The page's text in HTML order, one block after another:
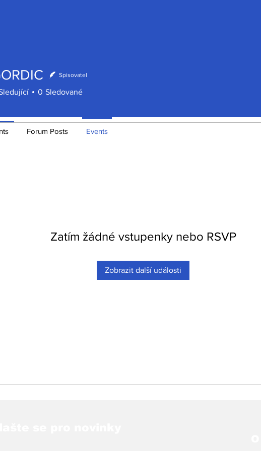
své události.
Zatím žádné vstupenky nebo RSVP
Zobrazit další události
Spisovatel
0 Sledované
Forum Posts Events